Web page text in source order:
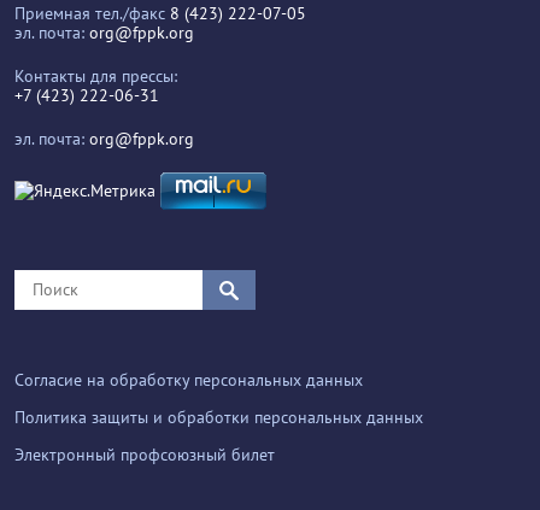
Приемная тел./факс 8 (423) 222-07-05
эл. почта: org@fppk.org
Контакты для прессы:
+7 (423) 222-06-31
эл. почта: org@fppk.org
Согласие на обработку персональных данных
Политика защиты и обработки персональных данных
Электронный профсоюзный билет